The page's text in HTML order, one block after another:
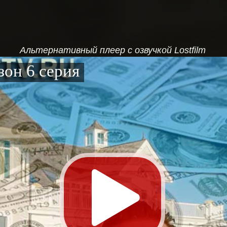
Альтернативный плеер с озвучкой Lostfilm
6 серия